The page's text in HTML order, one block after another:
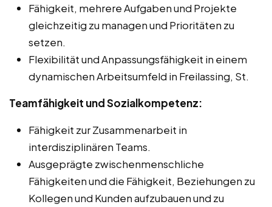
Fähigkeit, mehrere Aufgaben und Projekte
gleichzeitig zu managen und Prioritäten zu
setzen.
Flexibilität und Anpassungsfähigkeit in einem
dynamischen Arbeitsumfeld in Freilassing, St.
Teamfähigkeit und Sozialkompetenz:
Fähigkeit zur Zusammenarbeit in
interdisziplinären Teams.
Ausgeprägte zwischenmenschliche
Fähigkeiten und die Fähigkeit, Beziehungen zu
Kollegen und Kunden aufzubauen und zu